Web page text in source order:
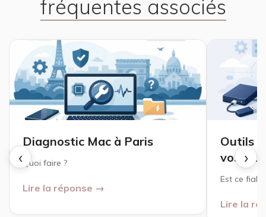
fréquentes associés
‹ ›
Diagnostic Mac à Paris
Quoi faire ?
Lire la réponse →
Outils
vos
Est ce
Lire la